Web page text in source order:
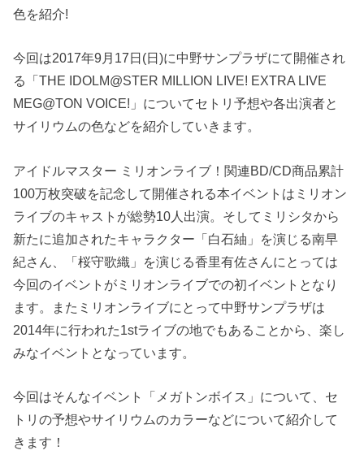
色を紹介!
今回は2017年9月17日(日)に中野サンプラザにて開催され
る「THE IDOLM@STER MILLION LIVE! EXTRA LIVE
MEG@TON VOICE!」についてセトリ予想や各出演者と
サイリウムの色などを紹介していきます。
アイドルマスター ミリオンライブ！関連BD/CD商品累計
100万枚突破を記念して開催される本イベントはミリオン
ライブのキャストが総勢10人出演。そしてミリシタから
新たに追加されたキャラクター「白石紬」を演じる南早
紀さん、「桜守歌織」を演じる香里有佐さんにとっては
今回のイベントがミリオンライブでの初イベントとなり
ます。またミリオンライブにとって中野サンプラザは
2014年に行われた1stライブの地でもあることから、楽し
みなイベントとなっています。
今回はそんなイベント「メガトンボイス」について、セ
トリの予想やサイリウムのカラーなどについて紹介して
きます！